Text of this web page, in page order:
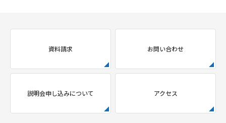
資料請求 お問い合わせ
説明会申し込みについて アクセス